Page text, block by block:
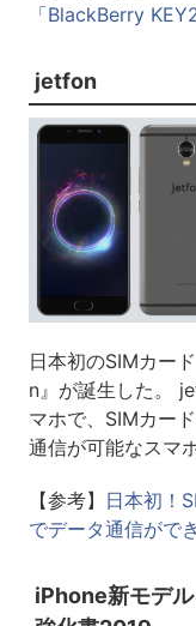
「BlackBerry
jetfon
日本初のSIMカー
n』が誕生した。
マホで、SIMカー
通信が可能なスマホ
【参考】
日本初！
でデータ通信がで
iPhone新モデ